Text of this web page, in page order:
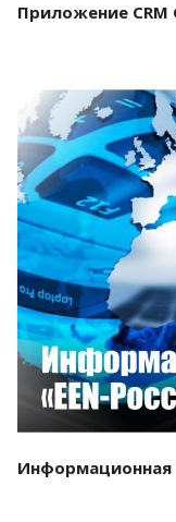
Приложение
Информационная